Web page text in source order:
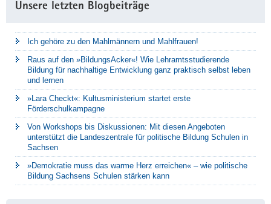
Unsere letzten Blogbeiträge
Ich gehöre zu den Mahlmännern und Mahlfrauen!
Raus auf den »BildungsAcker«! Wie Lehramtsstudierende
Bildung für nachhaltige Entwicklung ganz praktisch selbst leben
und lernen
»Lara Checkt«: Kultusministerium startet erste
Förderschulkampagne
Von Workshops bis Diskussionen: Mit diesen Angeboten
unterstützt die Landeszentrale für politische Bildung Schulen in
Sachsen
»Demokratie muss das warme Herz erreichen« – wie politische
Bildung Sachsens Schulen stärken kann